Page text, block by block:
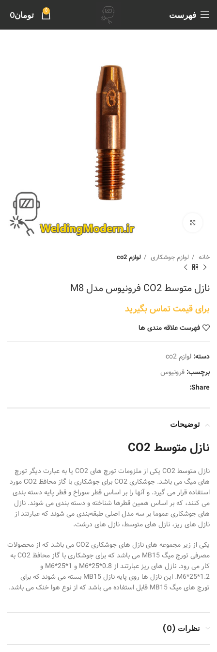
فهرست 0 تومان0
برای بزرگنمایی کلیک کنید
خانه لوازم جوشکاری لوازم co2
نازل متوسط CO2 فرونیوس مدل M8
برای قیمت تماس بگیرید
فهرست علاقه مندی ها
دسته: لوازم co2
برچسب: فرونیوس
Share:
توضیحات
نازل متوسط CO2
نازل متوسط CO2 یکی از ملزومات تورچ های CO2 یا به عبارت دیگر تورچ
های میگ می باشد. جوشکاری CO2 برای جوشکاری با گاز محافظ CO2 مورد
استفاده قرار می گیرد. و آنها را بر اساس قطر سوراخ و قطر پایه دسته بندی
می کنند، که بر اساس همین قطرها شناخته و دسته بندی می شوند. نازل
های جوشکاری عموما بر سه مدل اصلی طبقه‌بندی می شوند که عبارتند از
نازل های ریز، نازل های متوسط، نازل های درشت.
یکی از زیر مجموعه های نازل های جوشکاری CO2 می باشد که از محصولات
مصرفی تورچ میگ MB15 می باشد که برای جوشکاری با گاز محافظ CO2 به
کار می رود. نازل های ریز عبارتند از M6*25*0.8 و M6*25*1 و
M6*25*1.2. این نازل ها روی پایه نازل MB15 بسته می شوند که برای
تورچ های میگ MB15 قابل استفاده می باشد که از نوع هوا خنک می باشد.
نظرات (0)